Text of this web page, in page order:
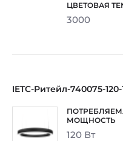
3000
IETC-Ритейл-740075-120-
120 Вт